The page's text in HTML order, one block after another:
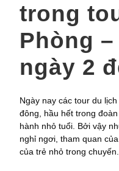
trong
Phòng
ngày 2
Ngày nay các tour du
đông, hầu hết trong
hành nhỏ tuổi. Bởi vậy
nghỉ ngơi, tham quan
của trẻ nhỏ trong chuyến...